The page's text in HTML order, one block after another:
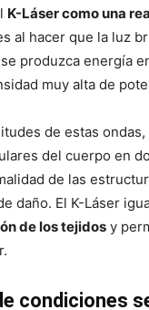
K-Láser como una
al hacer que la luz
produzca energía
muy alta de
de estas
del cuerpo en
de las
daño. El K-Láser
de los tejidos y
condiciones